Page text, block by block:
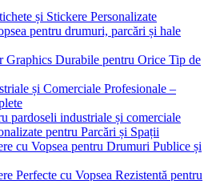
și Stickere Personalizate
pentru drumuri, parcări și hale
Graphics Durabile pentru Orice Tip de
și Comerciale Profesionale –
pardoseli industriale și comerciale
pentru Parcări și Spații
cu Vopsea pentru Drumuri Publice și
Perfecte cu Vopsea Rezistentă pentru